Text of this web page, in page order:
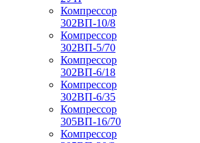
Компрессор
302ВП-10/8
Компрессор
302ВП-5/70
Компрессор
302ВП-6/18
Компрессор
302ВП-6/35
Компрессор
305ВП-16/70
Компрессор